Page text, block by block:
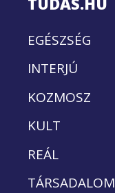
EGÉSZSÉG
INTERJÚ
KOZMOSZ
KULT
REÁL
TÁRSADALOM